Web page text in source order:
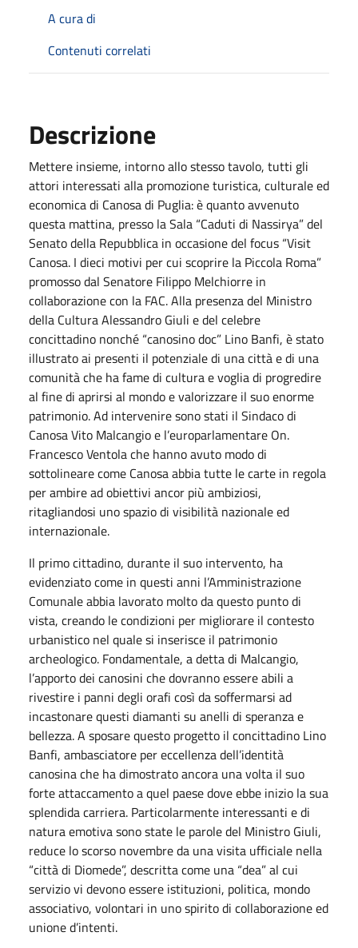
A cura di
Contenuti correlati
Descrizione
Mettere insieme, intorno allo stesso tavolo, tutti gli
attori interessati alla promozione turistica, culturale ed
economica di Canosa di Puglia: è quanto avvenuto
questa mattina, presso la Sala “Caduti di Nassirya” del
Senato della Repubblica in occasione del focus “Visit
Canosa. I dieci motivi per cui scoprire la Piccola Roma”
promosso dal Senatore Filippo Melchiorre in
collaborazione con la FAC. Alla presenza del Ministro
della Cultura Alessandro Giuli e del celebre
concittadino nonché “canosino doc” Lino Banfi, è stato
illustrato ai presenti il potenziale di una città e di una
comunità che ha fame di cultura e voglia di progredire
al fine di aprirsi al mondo e valorizzare il suo enorme
patrimonio. Ad intervenire sono stati il Sindaco di
Canosa Vito Malcangio e l’europarlamentare On.
Francesco Ventola che hanno avuto modo di
sottolineare come Canosa abbia tutte le carte in regola
per ambire ad obiettivi ancor più ambiziosi,
ritagliandosi uno spazio di visibilità nazionale ed
internazionale.
Il primo cittadino, durante il suo intervento, ha
evidenziato come in questi anni l’Amministrazione
Comunale abbia lavorato molto da questo punto di
vista, creando le condizioni per migliorare il contesto
urbanistico nel quale si inserisce il patrimonio
archeologico. Fondamentale, a detta di Malcangio,
l’apporto dei canosini che dovranno essere abili a
rivestire i panni degli orafi così da soffermarsi ad
incastonare questi diamanti su anelli di speranza e
bellezza. A sposare questo progetto il concittadino Lino
Banfi, ambasciatore per eccellenza dell’identità
canosina che ha dimostrato ancora una volta il suo
forte attaccamento a quel paese dove ebbe inizio la sua
splendida carriera. Particolarmente interessanti e di
natura emotiva sono state le parole del Ministro Giuli,
reduce lo scorso novembre da una visita ufficiale nella
“città di Diomede”, descritta come una “dea” al cui
servizio vi devono essere istituzioni, politica, mondo
associativo, volontari in uno spirito di collaborazione ed
unione d’intenti.